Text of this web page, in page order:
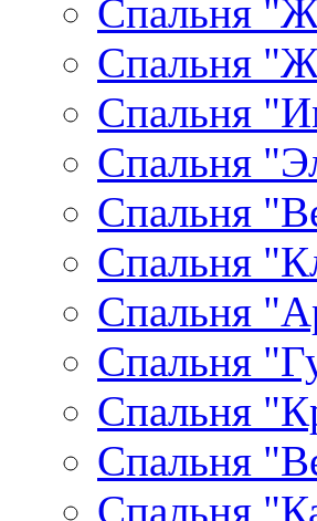
Спальня
Спальня
Спальня
Спальня
Спальня
Спальня
Спальня
Спальня
Спальня
Спальня
Спальня